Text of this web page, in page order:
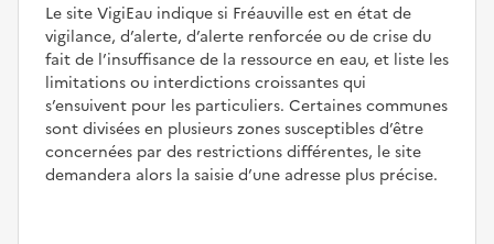
Le site VigiEau indique si Fréauville est en état de
vigilance, d’alerte, d’alerte renforcée ou de crise du
fait de l’insuffisance de la ressource en eau, et liste les
limitations ou interdictions croissantes qui
s’ensuivent pour les particuliers. Certaines communes
sont divisées en plusieurs zones susceptibles d’être
concernées par des restrictions différentes, le site
demandera alors la saisie d’une adresse plus précise.